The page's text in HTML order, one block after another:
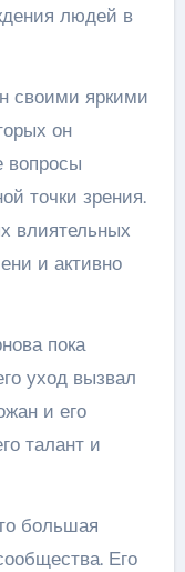
людей в
своими яркими
он
вопросы
точки зрения.
влиятельных
и активно
пока
уход вызвал
и его
талант и
большая
Его